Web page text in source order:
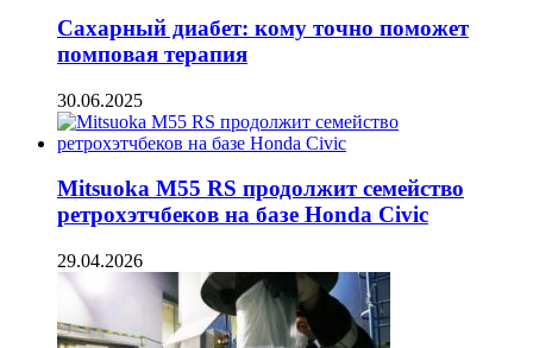
Сахарный диабет: кому точно поможет
помповая терапия
30.06.2025
Mitsuoka M55 RS продолжит семейство
ретрохэтчбеков на базе Honda Civic
29.04.2026